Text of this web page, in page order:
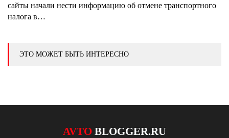
сайты начали нести информацию об отмене транспортного
налога в…
ЭТО МОЖЕТ БЫТЬ ИНТЕРЕСНО
AVTO BLOGGER.RU